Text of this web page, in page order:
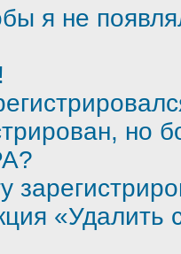
я не
но
«Удалить